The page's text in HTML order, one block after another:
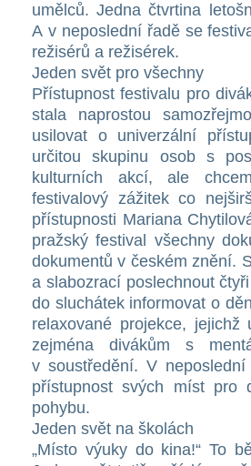
umělců. Jedna čtvrtina
A v neposlední řadě se
režisérů a režisérek.
Jeden svět pro všechny
Přístupnost festivalu pro
stala naprostou
usilovat o univerzální
určitou skupinu osob s
kulturních akcí, ale
festivalový zážitek co
přístupnosti Mariana
pražský festival všechny
dokumentů v českém znění.
a slabozrací poslechnout
do sluchátek informovat o
relaxované projekce, jejichž
zejména divákům s
v soustředění. V
přístupnost svých míst pro
pohybu.
Jeden svět na školách
„Místo výuky do kina!“ To